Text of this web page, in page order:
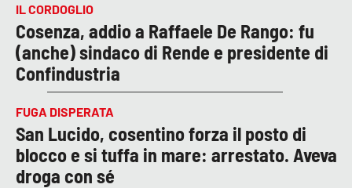
IL CORDOGLIO
Cosenza, addio a Raffaele De Rango: fu
(anche) sindaco di Rende e presidente di
Confindustria
FUGA DISPERATA
San Lucido, cosentino forza il posto di
blocco e si tuffa in mare: arrestato. Aveva
droga con sé